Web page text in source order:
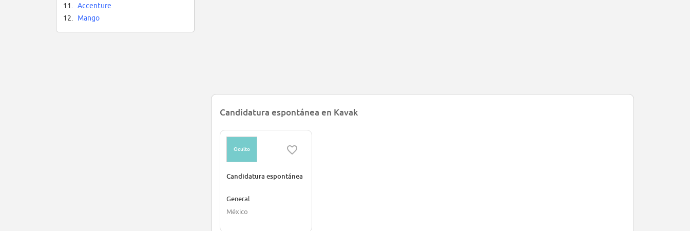
Candidatura espontánea en Kavak
Oculto
Candidatura espontánea
General
México
11.
Accenture
12.
Mango